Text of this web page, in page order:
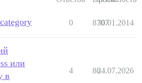
0 8707
30.01.2014
или
в
4 8624.07.2026